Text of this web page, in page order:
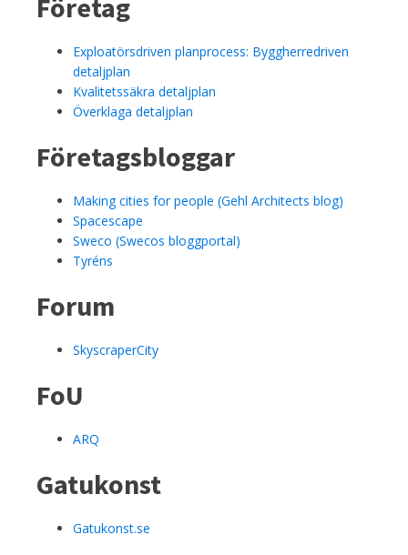
Företag
Exploatörsdriven planprocess: Byggherredriven
detaljplan
Kvalitetssäkra detaljplan
Överklaga detaljplan
Företagsbloggar
Making cities for people (Gehl Architects blog)
Spacescape
Sweco (Swecos bloggportal)
Tyréns
Forum
SkyscraperCity
FoU
ARQ
Gatukonst
Gatukonst.se